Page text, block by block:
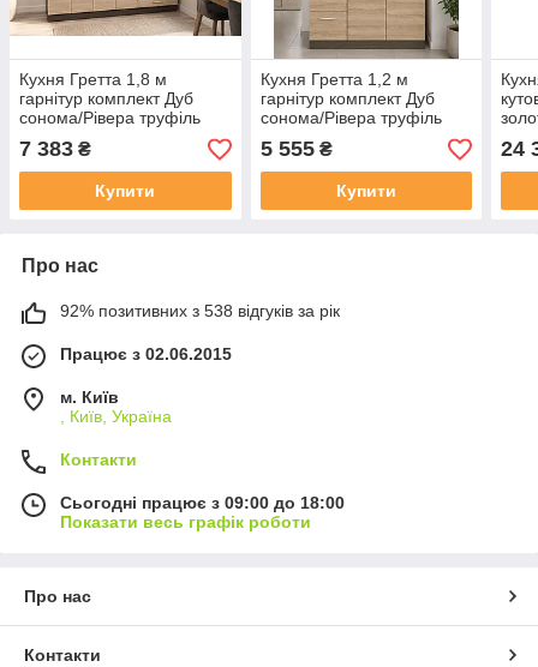
Кухня Гретта 1,8 м
гарнітур комплект Дуб
сонома/Рівера труфіль
7 383 ₴
Купити
Кухня Гретта 1,2 м
гарнітур комплект Дуб
сонома/Рівера труфіль
5 555₴
Купити
24
Про нас
92% позитивних з 538 відгуків за рік
Працює з 02.06.2015
м. Київ
, Київ, Україна
Контакти
Сьогодні працює з 09:00 до 18:00
Показати весь графік роботи
Про нас
Контакти